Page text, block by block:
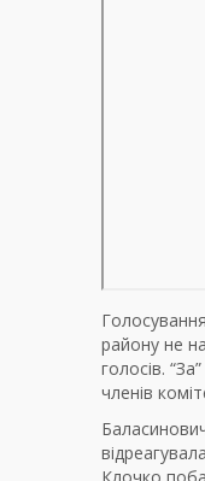
району не
голосів.
членів